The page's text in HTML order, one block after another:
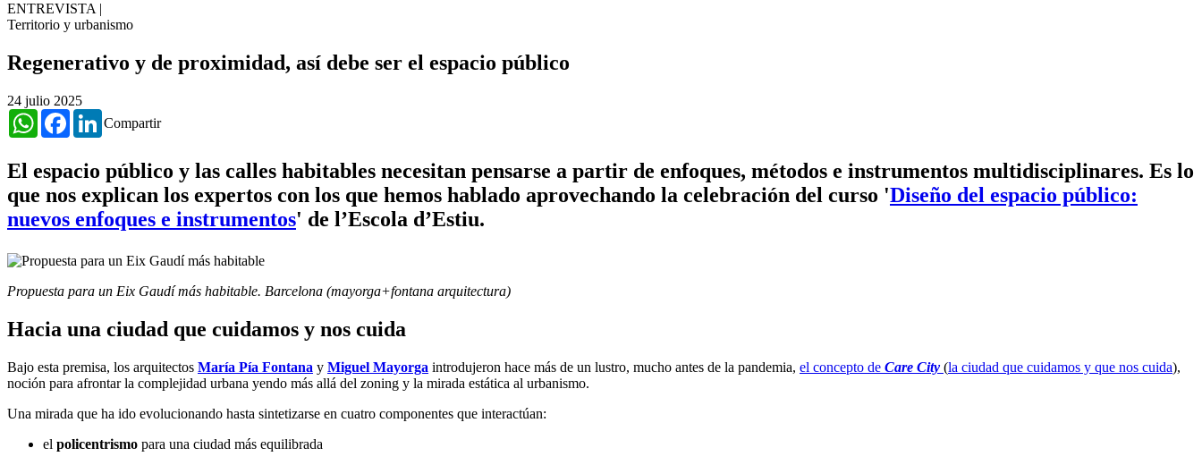
ENTREVISTA |
Territorio y urbanismo
Regenerativo y de proximidad, así debe ser el espacio público
24 julio 2025
Compartir
WhatsAppFacebookLinkedIn
El espacio público y las calles habitables necesitan pensarse a partir de enfoques, métodos e instrumentos multidisciplinares. Es lo
que nos explican los expertos con los que hemos hablado aprovechando la celebración del curso 'Diseño del espacio público:
nuevos enfoques e instrumentos' de l’Escola d’Estiu.
Propuesta para un Eix Gaudí más habitable. Barcelona (mayorga+fontana arquitectura)
Hacia una ciudad que cuidamos y nos cuida
Bajo esta premisa, los arquitectos María Pía Fontana y Miguel Mayorga introdujeron hace más de un lustro, mucho antes de la pandemia, el concepto de Care City (la ciudad que cuidamos y que nos cuida),
noción para afrontar la complejidad urbana yendo más allá del zoning y la mirada estática al urbanismo.
Una mirada que ha ido evolucionando hasta sintetizarse en cuatro componentes que interactúan:
el policentrismo para una ciudad más equilibrada